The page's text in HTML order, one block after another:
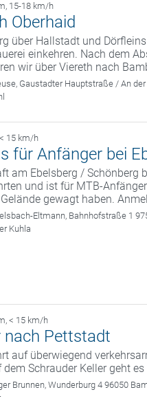
, 15-18 km/h
Oberhaid
über Hallstadt und
einkehren. Nach dem
wir über Viereth nach
Gaustadter Hauptstraße / An
< 15 km/h
für Anfänger bei
am Ebelsberg / Schönberg
und ist für MTB-
gewagt haben.
Eltmann, Bahnhofstraße 1
Kuhla
, < 15 km/h
nach Pettstadt
auf überwiegend
dem Schrauder Keller geht
Brunnen, Wunderburg 4 96050